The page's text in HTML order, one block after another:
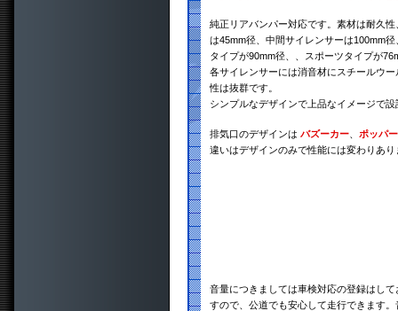
純正リアバンパー対応です。素材は耐久
は45mm径、中間サイレンサーは100mm
タイプが90mm径、、スポーツタイプが
各サイレンサーには消音材にスチールウ
性は抜群です。
シンプルなデザインで上品なイメージで
排気口のデザインは バズーカー
ポッパー
違いはデザインのみで性能には変わりあ
音量につきましては車検対応の登録はし
すので、公道でも安心して走行できます